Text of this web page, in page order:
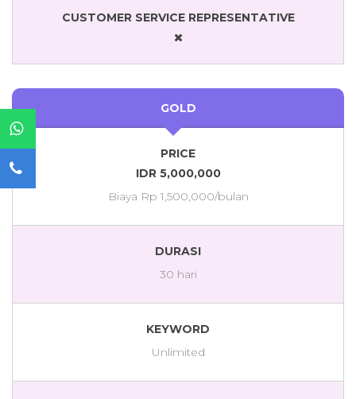
CUSTOMER SERVICE REPRESENTATIVE
GOLD
PRICE
IDR 5,000,000
Biaya Rp 1,500,000/bulan
DURASI
30 hari
KEYWORD
Unlimited